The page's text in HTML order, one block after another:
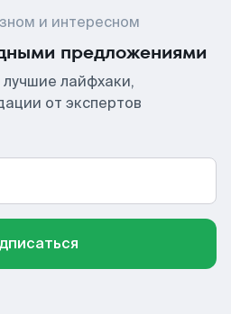
и интересном
предложениями
лайфхаки,
от экспертов